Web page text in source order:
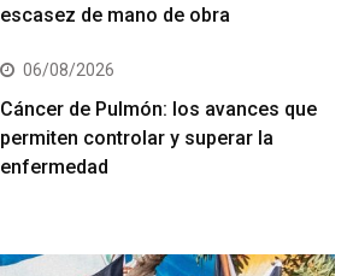
escasez de mano de obra
06/08/2026
Cáncer de Pulmón: los avances que
permiten controlar y superar la
enfermedad